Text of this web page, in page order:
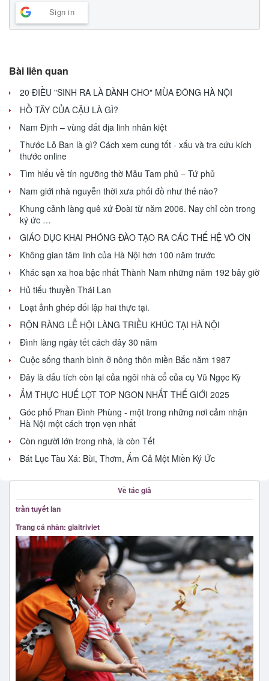
Sign in
Bài liên quan
20 ĐIỀU "SINH RA LÀ DÀNH CHO" MÙA ĐÔNG HÀ NỘI
HỒ TÂY CỦA CẬU LÀ GÌ?
Nam Định – vùng đất địa linh nhân kiệt
Thước Lỗ Ban là gì? Cách xem cung tốt - xấu và tra cứu kích
thước online
Tìm hiểu về tín ngưỡng thờ Mẫu Tam phủ – Tứ phủ
Nam giới nhà nguyễn thời xưa phối đồ như thế nào?
Khung cảnh làng quê xứ Đoài từ năm 2006. Nay chỉ còn trong
ký ức …
GIÁO DỤC KHAI PHÓNG ĐÀO TẠO RA CÁC THẾ HỆ VÔ ƠN
Không gian tâm linh của Hà Nội hơn 100 năm trước
Khác sạn xa hoa bậc nhất Thành Nam những năm 192 bây giờ
Hủ tiếu thuyền Thái Lan
Loạt ảnh ghép đối lập hai thực tại.
RỘN RÀNG LỄ HỘI LÀNG TRIỀU KHÚC TẠI HÀ NỘI
Đình làng ngày tết cách đây 30 năm
Cuộc sống thanh bình ở nông thôn miền Bắc năm 1987
Đây là dấu tích còn lại của ngôi nhà cổ của cụ Vũ Ngọc Kỳ
ẨM THỰC HUẾ LỌT TOP NGON NHẤT THẾ GIỚI 2025
Góc phố Phan Đình Phùng - một trong những nơi cảm nhận
Hà Nội một cách trọn vẹn nhất
Còn người lớn trong nhà, là còn Tết
Bát Lục Tàu Xá: Bùi, Thơm, Ấm Cả Một Miền Ký Ức
Về tác giả
trần tuyết lan
Trang cá nhân: giaitriviet